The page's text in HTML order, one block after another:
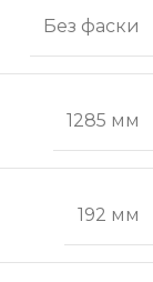
Без фаски
1285 мм
192 мм